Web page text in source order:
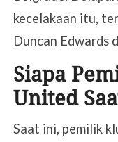
kecelakaan itu,
Duncan Edwards
Siapa
United
Saat ini, pemilik